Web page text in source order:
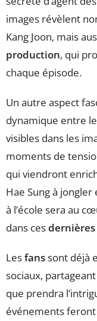
images révèlent
Kang Joon, mais
production, qui
chaque épisode.
Un autre aspect
dynamique entre
visibles dans les
moments de
qui viendront
Hae Sung à
à l’école sera au
dans ces
Lesfanssont déjà
sociaux,
que prendra
événements